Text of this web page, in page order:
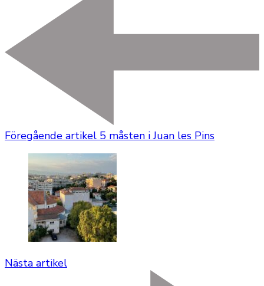
Föregående artikel 5 måsten i Juan les Pins
Nästa artikel